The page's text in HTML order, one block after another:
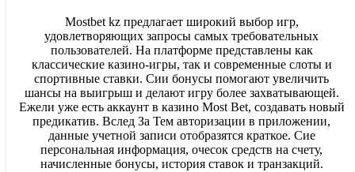
Mostbet kz предлагает широкий выбор игр,
удовлетворяющих запросы самых требовательных
пользователей. На платформе представлены как
классические казино-игры, так и современные слоты и
спортивные ставки. Сии бонусы помогают увеличить
шансы на выигрыш и делают игру более захватывающей.
Ежели уже есть аккаунт в казино Most Bet, создавать новый
предикатив. Вслед За Тем авторизации в приложении,
данные учетной записи отобразятся краткое. Сие
персональная информация, очесок средств на счету,
начисленные бонусы, история ставок и транзакций.